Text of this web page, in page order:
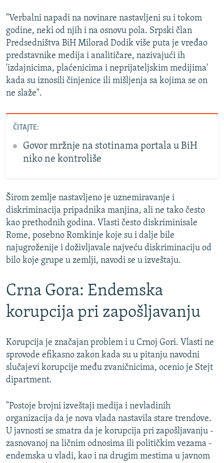
"Verbalni napadi na novinare nastavljeni su i tokom
godine, neki od njih i na osnovu pola. Srpski član
Predsedništva BiH Milorad Dodik više puta je vređao
predstavnike medija i analitičare, nazivajući ih
'izdajnicima, plaćenicima i neprijateljskim medijima'
kada su iznosili činjenice ili mišljenja sa kojima se on
ne slaže".
ČITAJTE:
Govor mržnje na stotinama portala u BiH
niko ne kontroliše
Širom zemlje nastavljeno je uznemiravanje i
diskriminacija pripadnika manjina, ali ne tako često
kao prethodnih godina. Vlasti često diskriminisale
Rome, posebno Romkinje koje su i dalje bile
najugroženije i doživljavale najveću diskriminaciju od
bilo koje grupe u zemlji, navodi se u izveštaju.
Crna Gora: Endemska
korupcija pri zapošljavanju
Korupcija je značajan problem i u Crnoj Gori. Vlasti ne
sprovode efikasno zakon kada su u pitanju navodni
slučajevi korupcije među zvaničnicima, ocenio je Stejt
dipartment.
"Postoje brojni izveštaji medija i nevladinih
organizacija da je nova vlada nastavila stare trendove.
U javnosti se smatra da je korupcija pri zapošljavanju -
zasnovanoj na ličnim odnosima ili političkim vezama -
endemska u vladi, kao i na drugim mestima u javnom